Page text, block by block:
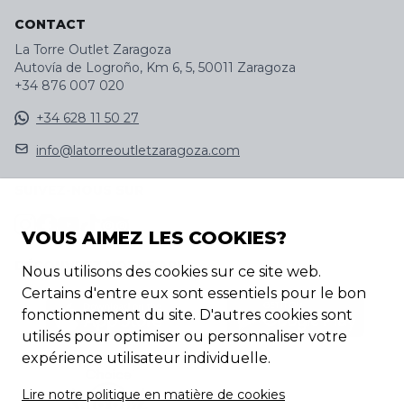
CONTACT
La Torre Outlet Zaragoza
Autovía de Logroño, Km 6, 5, 50011 Zaragoza
+34 876 007 020
+34 628 11 50 27
info@latorreoutletzaragoza.com
DÉCOUVREZ NOTRE APP
VOUS AIMEZ LES COOKIES?
Nous utilisons des cookies sur ce site web.
Certains d'entre eux sont essentiels pour le bon
fonctionnement du site. D'autres cookies sont
utilisés pour optimiser ou personnaliser votre
expérience utilisateur individuelle.
Lire notre politique en matière de cookies